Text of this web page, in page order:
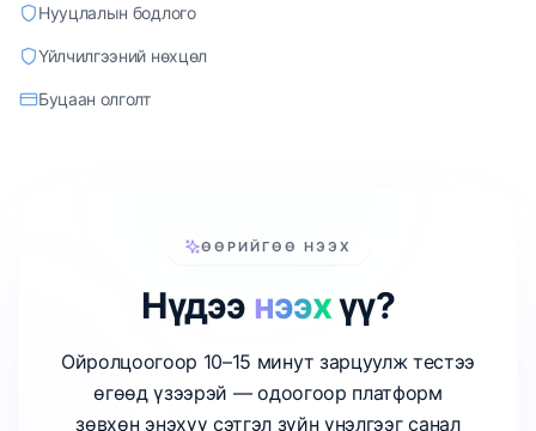
Нууцлалын бодлого
Үйлчилгээний нөхцөл
Буцаан олголт
ӨӨРИЙГӨӨ НЭЭХ
Нүдээ нээхүү?
Ойролцоогоор 10–15 минут зарцуулж тестээ
өгөөд үзээрэй — одоогоор платформ
зөвхөн энэхүү сэтгэл зүйн үнэлгээг санал